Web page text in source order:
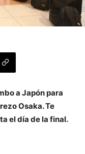
a Japón para
Osaka. Te
el día de la final.